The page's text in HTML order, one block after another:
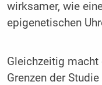
wirksamer, wie
epigenetischen
Gleichzeitig
Grenzen der